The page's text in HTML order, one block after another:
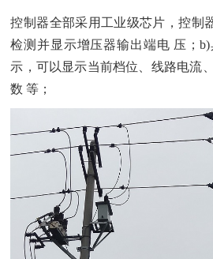
控制器全部采用工业级芯片，控制
检测并显示增压器输出端电 压；
示，可以显示当前档位、线路电流
数 等；